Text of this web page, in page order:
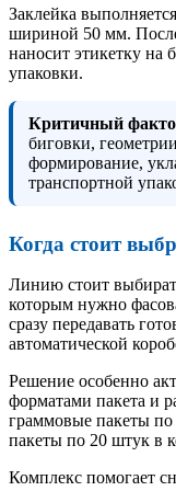
Заклейка
шириной 50 мм.
наносит этикетку на
упаковки.
Критичный
биговки,
формирование,
транспортной
Когда стоит
Линию стоит
которым нужно
сразу передавать
автоматической
Решение особенно
форматами пакета и
граммовые пакеты
пакеты по 20 штук в
Комплекс помогает